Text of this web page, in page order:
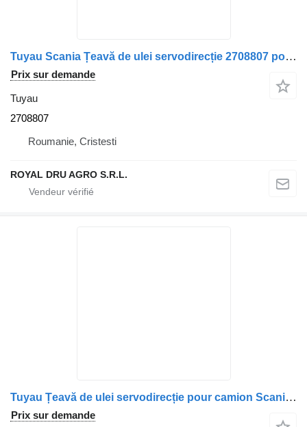
Tuyau Scania Țeavă de ulei servodirecție 2708807 pour camion Scania
Prix sur demande
Tuyau
2708807
Roumanie, Cristesti
ROYAL DRU AGRO S.R.L.
Tuyau Țeavă de ulei servodirecție pour camion Scania 1859185 – 32 cm
Prix sur demande